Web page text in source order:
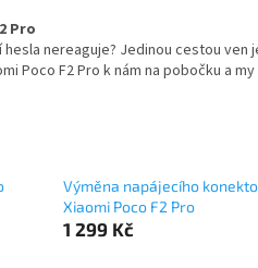
Pro
nereaguje? Jedinou cestou
Poco F2 Pro k nám na pobočku a
Výměna napájecího
Xiaomi Poco F2 Pro
1 299 Kč